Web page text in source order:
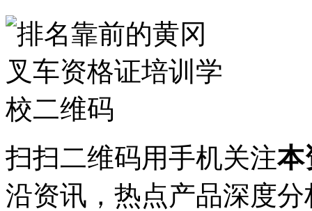
扫扫二维码用手机关注本
沿资讯，热点产品深度分